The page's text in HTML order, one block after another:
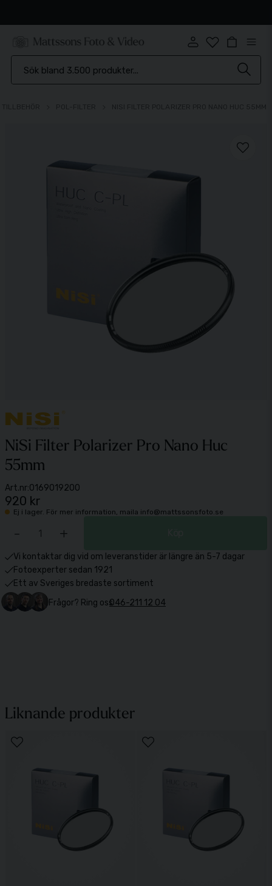
NiSi Filter Polarizer Pro Nano Huc
55mm
Art.nr:0169019200
920 kr
Ej i lager. För mer information, maila info@mattssonsfoto.se
- +
Vi kontaktar dig vid om leveranstider är längre än 5-7 dagar
Fotoexperter sedan 1921
Ett av Sveriges bredaste sortiment
Frågor? Ring oss046-211 12 04
Liknande produkter